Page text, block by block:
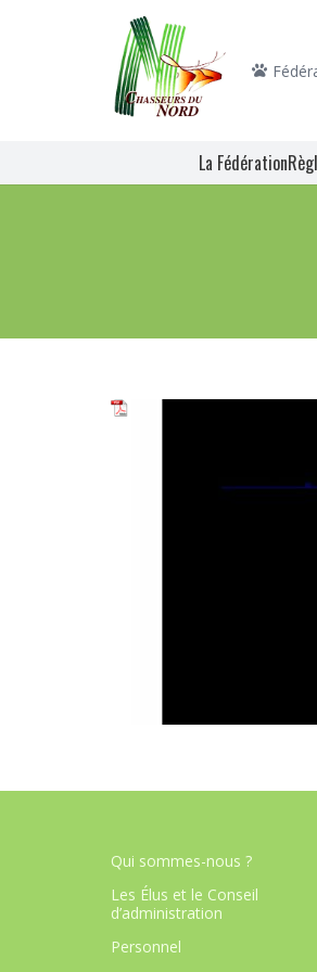
La Fédération
Qui sommes-nous ?
Les Élus et le Conseil
d’administration
Personnel